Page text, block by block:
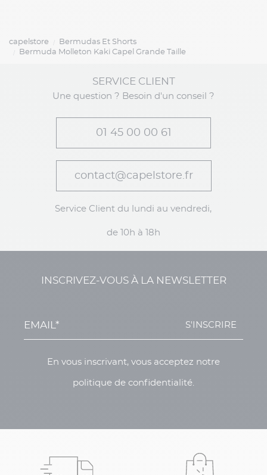
capelstore
Bermudas Et Shorts
Bermuda Molleton Kaki Capel Grande Taille
SERVICE CLIENT
Une question ? Besoin d'un conseil ?
01 45 00 00 61
contact@capelstore.fr
Service Client du lundi au vendredi,
de 10h à 18h
INSCRIVEZ-VOUS À LA NEWSLETTER
S'INSCRIRE
En vous inscrivant, vous acceptez notre
politique de confidentialité.